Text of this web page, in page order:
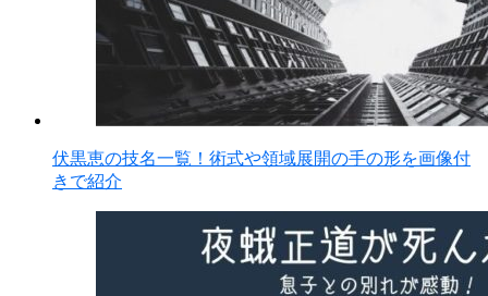
伏黒恵の技名一覧！術式や領域展開の手の形を画像付
きで紹介